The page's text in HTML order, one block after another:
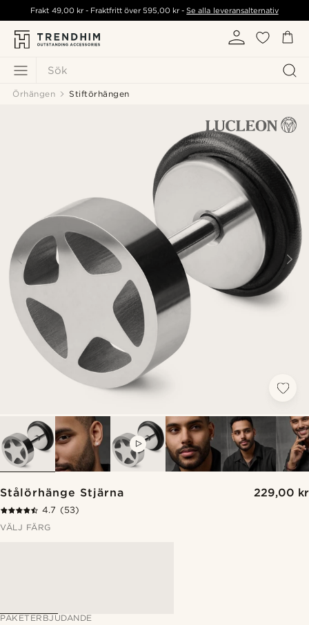
Sök
Frakt 49,00 kr- Fraktfritt över595,00 kr -Se alla leveransalternativ
Örhängen Stiftörhängen
Stålörhänge Stjärna 229,00 kr
4.7 (53)
VÄLJ FÄRG
PAKETERBJUDANDE